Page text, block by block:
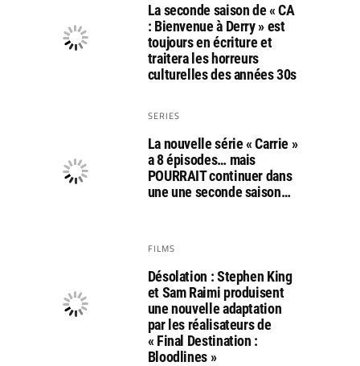
La seconde saison de « CA
: Bienvenue à Derry » est
toujours en écriture et
traitera les horreurs
culturelles des années 30s
SERIES
La nouvelle série « Carrie »
a 8 épisodes… mais
POURRAIT continuer dans
une une seconde saison…
FILMS
Désolation : Stephen King
et Sam Raimi produisent
une nouvelle adaptation
par les réalisateurs de
« Final Destination :
Bloodlines »